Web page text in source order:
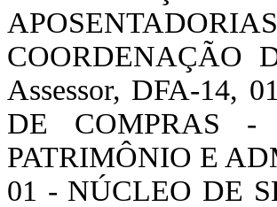
COORDENAÇÃO
Assessor, DFA-14,
DE COMPRAS -
PATRIMÔNIO E
01 - NÚCLEO DE